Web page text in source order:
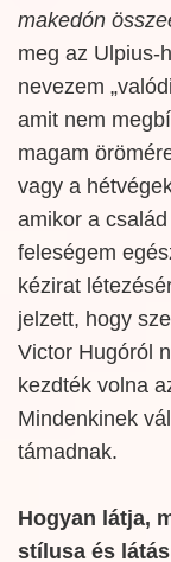
makedón
meg az Ulpius-
nevezem
amit nem
magam
vagy a
amikor a
feleségem
kézirat
jelzett, hogy
Victor Hugóról
kezdték volna
Mindenkinek
támadnak.
Hogyan látja,
stílusa és